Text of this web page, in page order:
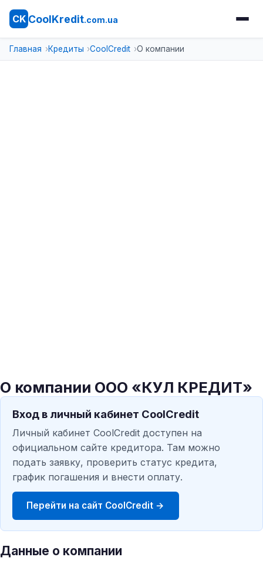
CK CoolKredit.com.ua
Главная Кредиты CoolCredit О компании
О компании ООО «КУЛ КРЕДИТ»
Вход в личный кабинет CoolCredit
Личный кабинет CoolCredit доступен на
официальном сайте кредитора. Там можно
подать заявку, проверить статус кредита,
график погашения и внести оплату.
Перейти на сайт CoolCredit →
Данные о компании